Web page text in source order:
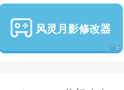
风灵月影修改器